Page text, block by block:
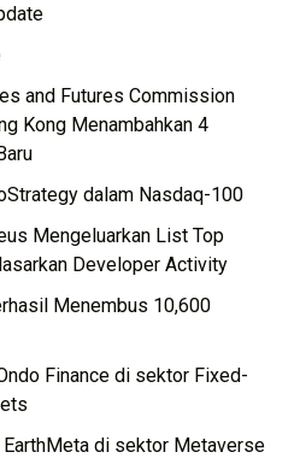
and Futures Commission
Kong Menambahkan 4
dalam Nasdaq-100
Mengeluarkan List Top
Developer Activity
Menembus 10,600
Finance di sektor Fixed-
EarthMeta di sektor Metaverse